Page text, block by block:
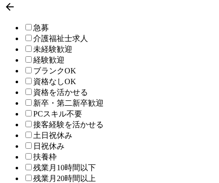

急募
介護福祉士求人
未経験歓迎
経験歓迎
ブランクOK
資格なしOK
資格を活かせる
新卒・第二新卒歓迎
PCスキル不要
接客経験を活かせる
土日祝休み
日祝休み
扶養枠
残業月10時間以下
残業月20時間以上